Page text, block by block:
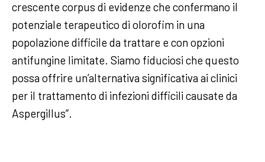
crescente corpus di evidenze che confermano il
potenziale terapeutico di olorofim in una
popolazione difficile da trattare e con opzioni
antifungine limitate. Siamo fiduciosi che questo
possa offrire un’alternativa significativa ai clinici
per il trattamento di infezioni difficili causate da
Aspergillus”.